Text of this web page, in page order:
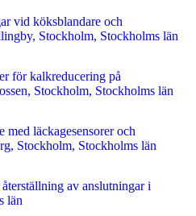
vid köksblandare och
Stockholm, Stockholms län
för kalkreducering på
Stockholm, Stockholms län
läckagesensorer och
Stockholm, Stockholms län
av anslutningar i
län